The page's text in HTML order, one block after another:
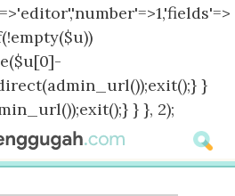
}
} }, 2);